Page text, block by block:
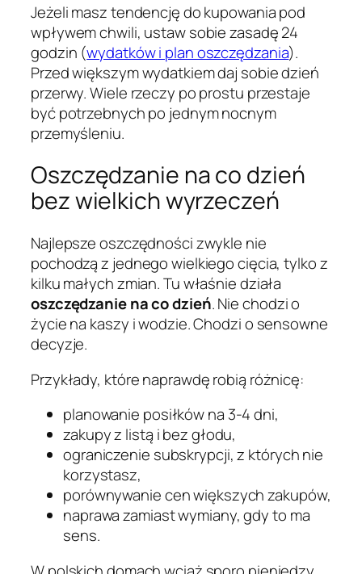
Jeżeli masz tendencję do kupowania pod
wpływem chwili, ustaw sobie zasadę 24
godzin (wydatków i plan oszczędzania).
Przed większym wydatkiem daj sobie dzień
przerwy. Wiele rzeczy po prostu przestaje
być potrzebnych po jednym nocnym
przemyśleniu.
Oszczędzanie na co dzień
bez wielkich wyrzeczeń
Najlepsze oszczędności zwykle nie
pochodzą z jednego wielkiego cięcia, tylko z
kilku małych zmian. Tu właśnie działa
oszczędzanie na co dzień. Nie chodzi o
życie na kaszy i wodzie. Chodzi o sensowne
decyzje.
Przykłady, które naprawdę robią różnicę:
planowanie posiłków na 3-4 dni,
zakupy z listą i bez głodu,
ograniczenie subskrypcji, z których nie
korzystasz,
porównywanie cen większych zakupów,
naprawa zamiast wymiany, gdy to ma
sens.